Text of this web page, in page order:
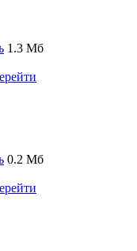
1.3 Мб
0.2 Мб